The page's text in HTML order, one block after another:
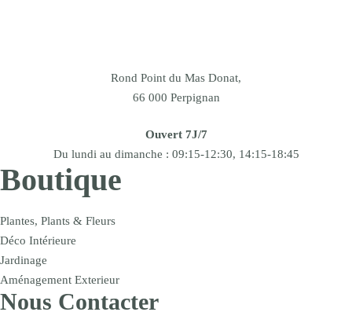
Rond Point du Mas Donat,
66 000 Perpignan
Ouvert 7J/7
Du lundi au dimanche : 09:15-12:30, 14:15-18:45
Boutique
Plantes, Plants & Fleurs
Déco Intérieure
Jardinage
Aménagement Exterieur
Nous Contacter